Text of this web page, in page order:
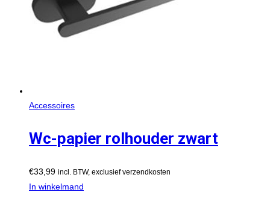
Accessoires
Wc-papier rolhouder zwart
€33,99 incl. BTW, exclusief verzendkosten
In winkelmand